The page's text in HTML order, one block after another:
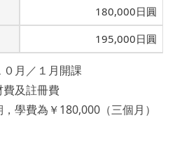
180,000日圓
195,000日圓
月／１月開課
及註冊費
學費為 ￥180,000（三個月）